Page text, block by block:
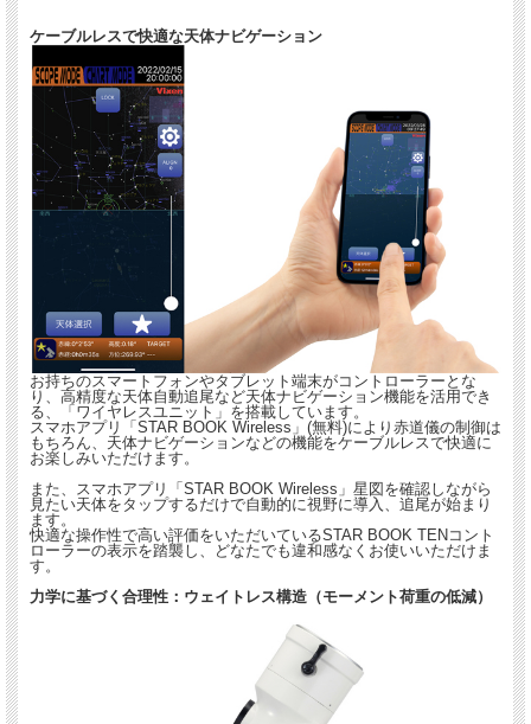
ケーブルレスで快適な天体ナビゲーション
お持ちのスマートフォンやタブレット端末がコントローラーとな
り、高精度な天体自動追尾など天体ナビゲーション機能を活用でき
る、「ワイヤレスユニット」を搭載しています。
スマホアプリ「STAR BOOK Wireless」(無料)により赤道儀の制御は
もちろん、天体ナビゲーションなどの機能をケーブルレスで快適に
お楽しみいただけます。
また、スマホアプリ「STAR BOOK Wireless」星図を確認しながら
見たい天体をタップするだけで自動的に視野に導入、追尾が始まり
ます。
快適な操作性で高い評価をいただいているSTAR BOOK TENコント
ローラーの表示を踏襲し、どなたでも違和感なくお使いいただけま
す。
力学に基づく合理性：ウェイトレス構造（モーメント荷重の低減）